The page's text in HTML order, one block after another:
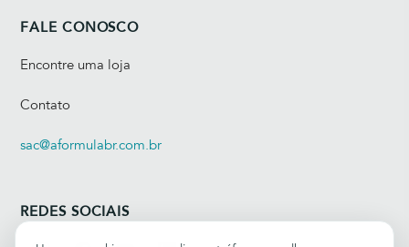
FALE CONOSCO
Encontre uma loja
Contato
sac@aformulabr.com.br
REDES SOCIAIS